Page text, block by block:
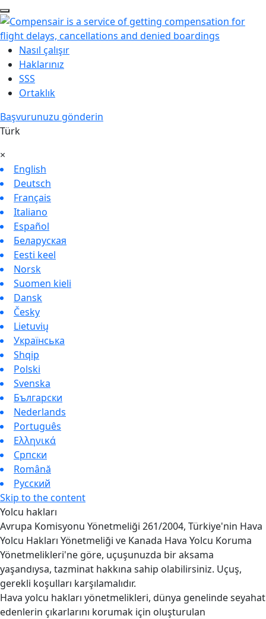
Nasıl çalışır
Haklarınız
SSS
Ortaklık
Başvurunuzu gönderin
Türk
×
English
Deutsch
Français
Italiano
Español
Беларуская
Eesti keel
Norsk
Suomen kieli
Dansk
Česky
Lietuvių
Українська
Shqip
Polski
Svenska
Български
Nederlands
Português
Ελληνικά
Српски
Română
Русский
Skip to the content
Yolcu hakları
Avrupa Komisyonu Yönetmeliği 261/2004, Türkiye'nin Hava
Yolcu Hakları Yönetmeliği ve Kanada Hava Yolcu Koruma
Yönetmelikleri'ne göre, uçuşunuzda bir aksama
yaşandıysa, tazminat hakkına sahip olabilirsiniz. Uçuş,
gerekli koşulları karşılamalıdır.
Hava yolcu hakları yönetmelikleri, dünya genelinde seyahat
edenlerin çıkarlarını korumak için oluşturulan